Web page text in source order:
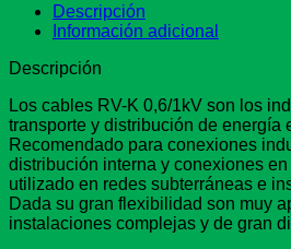
Descripción
Información adicional
Descripción
Los cables RV-K 0,6/1kV son los
transporte y distribución de energía
Recomendado para conexiones
distribución interna y conexiones
utilizado en redes subterráneas e
Dada su gran flexibilidad son muy
instalaciones complejas y de gran